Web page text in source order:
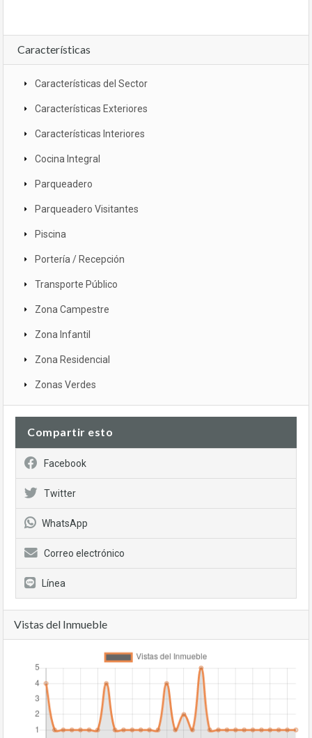
Características
Características del Sector
Características Exteriores
Características Interiores
Cocina Integral
Parqueadero
Parqueadero Visitantes
Piscina
Portería / Recepción
Transporte Público
Zona Campestre
Zona Infantil
Zona Residencial
Zonas Verdes
Compartir esto
Facebook
Twitter
WhatsApp
Correo electrónico
Línea
Vistas del Inmueble